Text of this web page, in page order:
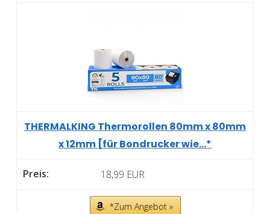
THERMALKING Thermorollen 80mm x 80mm
x 12mm [für Bondrucker wie...*
18,99 EUR
*Zum Angebot »